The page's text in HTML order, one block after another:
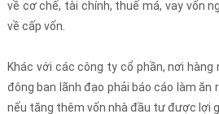
về cơ chế, tài chính, thuế má, vay vốn
về cấp vốn.
Khác với các công ty cổ phần, nơi
đông ban lãnh đạo phải báo cáo làm ăn
nếu tăng thêm vốn nhà đầu tư được lợi